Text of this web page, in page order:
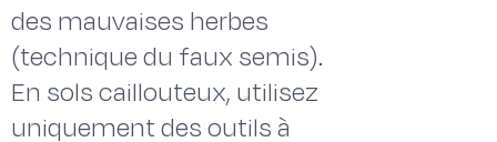
des mauvaises herbes
(technique du faux semis).
En sols caillouteux, utilisez
uniquement des outils à